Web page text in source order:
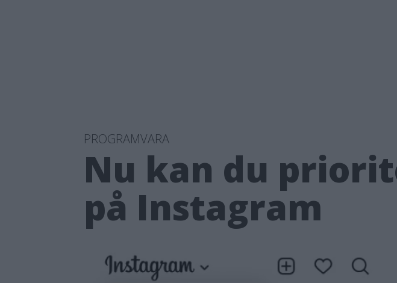
PROGRAMVARA
Nu kan du
på Instagram